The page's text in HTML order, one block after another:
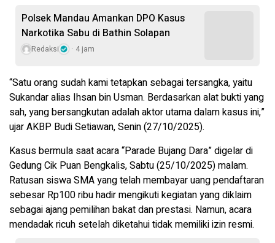
Polsek Mandau Amankan DPO Kasus
Narkotika Sabu di Bathin Solapan
Redaksi 4 jam
“Satu orang sudah kami tetapkan sebagai tersangka, yaitu
Sukandar alias Ihsan bin Usman. Berdasarkan alat bukti yang
sah, yang bersangkutan adalah aktor utama dalam kasus ini,”
ujar AKBP Budi Setiawan, Senin (27/10/2025).
Kasus bermula saat acara “Parade Bujang Dara” digelar di
Gedung Cik Puan Bengkalis, Sabtu (25/10/2025) malam.
Ratusan siswa SMA yang telah membayar uang pendaftaran
sebesar Rp100 ribu hadir mengikuti kegiatan yang diklaim
sebagai ajang pemilihan bakat dan prestasi. Namun, acara
mendadak ricuh setelah diketahui tidak memiliki izin resmi.